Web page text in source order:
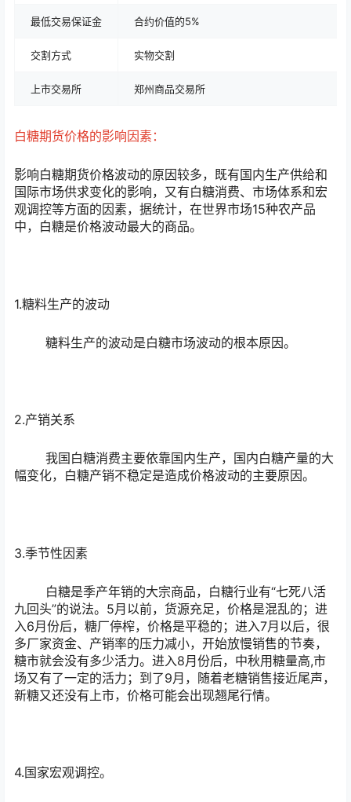
最低交易保证金 合约价值的5%
交割方式 实物交割
上市交易所 郑州商品交易所
白糖期货价格的影响因素：
影响白糖期货价格波动的原因较多，既有国内生产供给和
国际市场供求变化的影响，又有白糖消费、市场体系和宏
观调控等方面的因素，据统计，在世界市场15种农产品
中，白糖是价格波动最大的商品。
1.糖料生产的波动
糖料生产的波动是白糖市场波动的根本原因。
2.产销关系
我国白糖消费主要依靠国内生产，国内白糖产量的大
幅变化，白糖产销不稳定是造成价格波动的主要原因。
3.季节性因素
白糖是季产年销的大宗商品，白糖行业有“七死八活
九回头”的说法。5月以前，货源充足，价格是混乱的；进
入6月份后，糖厂停榨，价格是平稳的；进入7月以后，很
多厂家资金、产销率的压力减小，开始放慢销售的节奏，
糖市就会没有多少活力。进入8月份后，中秋用糖量高,市
场又有了一定的活力；到了9月，随着老糖销售接近尾声，
新糖又还没有上市，价格可能会出现翘尾行情。
4.国家宏观调控。